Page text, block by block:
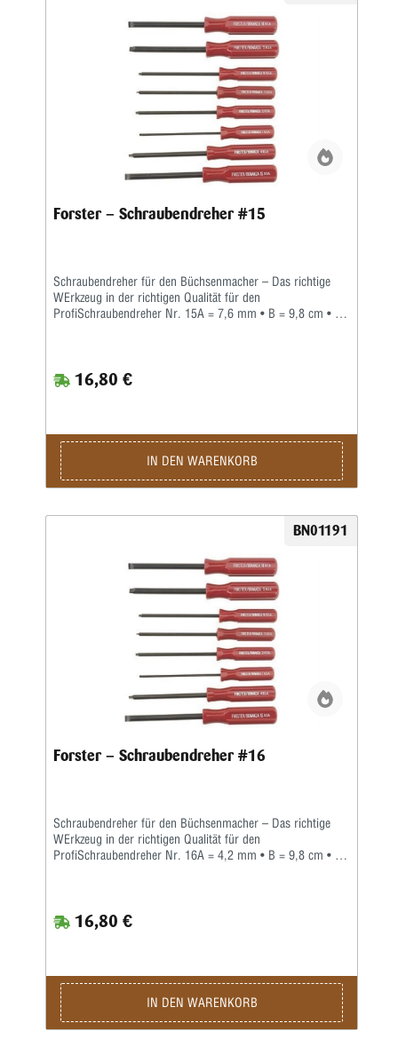
Spezialschraubendreher sind einzeln erhältlich.Acht der
Meistbenutzten von Ihnen sind daneben auch zu einem
praktischen Set zusammengefasst worden.
Forster – Schraubendreher #15
Schraubendreher für den Büchsenmacher – Das richtige
WErkzeug in der richtigen Qualität für den
ProfiSchraubendreher Nr. 15A = 7,6 mm • B = 9,8 cm • C
Jeder Profi weiß, dass man nicht nur Zeit und Mühe spart,
wenn man den richtigen Schraubendreher für jede Arbeit
können.Forster bietet eine Palette spezieller
Schraubendreher an, diespeziell für die besonderen
Schrauben entwickelt wurden, die der Büchsenmacher
häufig antrifft. Gleichzeitig sind diese
genug für den Einsatz bei vielen anderen Arbeiten.Alle
Forster-Schraubendreher sind aus gehärtetem Stahl der
Spezialschraubendreher sind einzeln erhältlich.Acht der
Meistbenutzten von Ihnen sind daneben auch zu einem
praktischen Set zusammengefasst worden.
16,80 €
IN DEN WARENKORB
BN01191
Forster – Schraubendreher #16
Schraubendreher für den Büchsenmacher – Das richtige
WErkzeug in der richtigen Qualität für den
ProfiSchraubendreher Nr. 16A = 4,2 mm • B = 9,8 cm • C
Jeder Profi weiß, dass man nicht nur Zeit und Mühe spart,
wenn man den richtigen Schraubendreher für jede Arbeit
können.Forster bietet eine Palette spezieller
Schraubendreher an, diespeziell für die besonderen
Schrauben entwickelt wurden, die der Büchsenmacher
häufig antrifft. Gleichzeitig sind diese
16,80 €
IN DEN WARENKORB